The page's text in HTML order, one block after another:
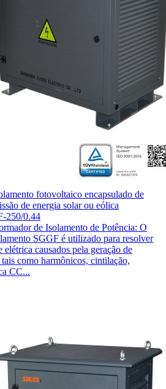
fotovoltaico encapsulado de
de energia solar ou eólica
250/0.44
de Isolamento de Potência: O
SGGF é utilizado para resolver
elétrica causados pela geração de
como harmônicos, cintilação,
CC...